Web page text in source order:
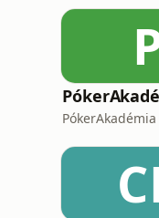
PókerAkadémia